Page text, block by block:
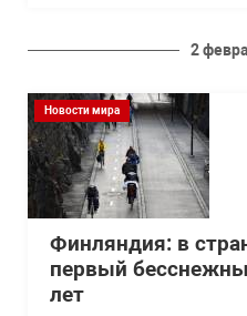
2
Новости мира
Финляндия: в
первый
лет